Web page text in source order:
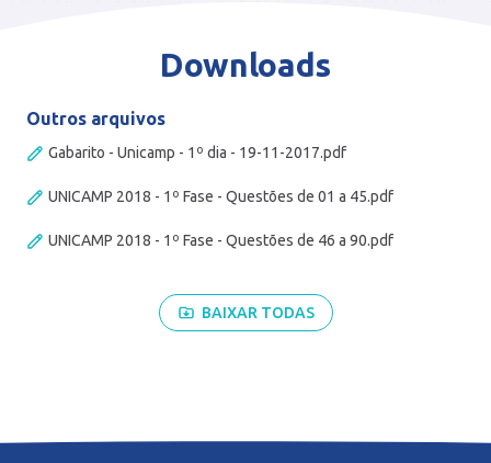
Downloads
Outros arquivos
Gabarito - Unicamp - 1º dia - 19-11-2017.pdf
UNICAMP 2018 - 1º Fase - Questões de 01 a 45.pdf
UNICAMP 2018 - 1º Fase - Questões de 46 a 90.pdf
BAIXAR TODAS